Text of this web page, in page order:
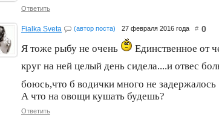
Ответить
Fialka Sveta (автор поста) 27 февраля 2016 года # 0
Я тоже рыбу не очень Единственное от
круг на ней целый день сидела....и отвес
боюсь,что б водички много не задержалось
А что на овощи кушать будешь?
Ответить